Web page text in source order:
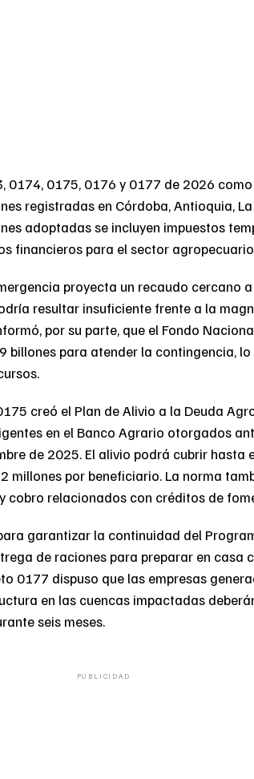
0174, 0175, 0176 y 0177 de 2026
registradas en Córdoba, Antioquia, La
adoptadas se incluyen impuestos
financieros para el sector
proyecta un recaudo cercano
resultar insuficiente frente a la
por su parte, que el Fondo
billones para atender la contingencia,
creó el Plan de Alivio a la Deuda
en el Banco Agrario otorgados
de 2025. El alivio podrá cubrir hasta
millones por beneficiario. La norma
cobro relacionados con créditos de
garantizar la continuidad del
de raciones para preparar en casa
0177 dispuso que las empresas
en las cuencas impactadas
seis meses.
PUBLICIDAD